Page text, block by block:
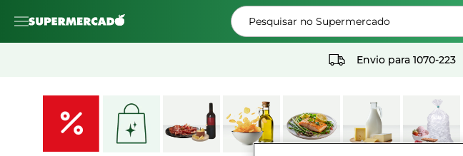
Pesquisar no Supermercado
Envio para 1070-223